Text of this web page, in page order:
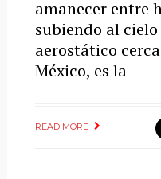
amanecer entre
subiendo al
aerostático
México, es la
READ MORE